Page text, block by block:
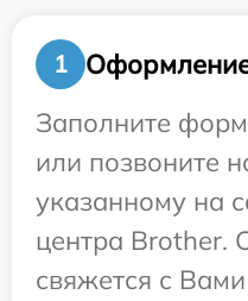
1
Заполните
или позвоните
указанному на
центра Brother.
свяжется с